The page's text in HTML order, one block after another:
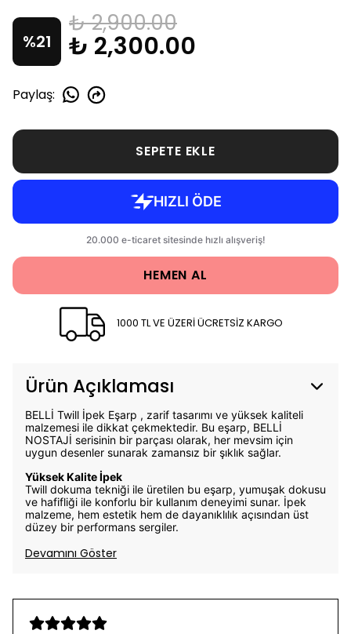
%21
₺ 2,900.00
₺ 2,300.00
Paylaş:
SEPETE EKLE
HEMEN AL
1000 TL VE ÜZERİ ÜCRETSİZ KARGO
Ürün Açıklaması
BELLİ Twill İpek Eşarp , zarif tasarımı ve yüksek kaliteli
malzemesi ile dikkat çekmektedir. Bu eşarp, BELLİ
NOSTAJİ serisinin bir parçası olarak, her mevsim için
uygun desenler sunarak zamansız bir şıklık sağlar.
Yüksek Kalite İpek
Twill dokuma tekniği ile üretilen bu eşarp, yumuşak dokusu
ve hafifliği ile konforlu bir kullanım deneyimi sunar. İpek
malzeme, hem estetik hem de dayanıklılık açısından üst
düzey bir performans sergiler.
Devamını Göster